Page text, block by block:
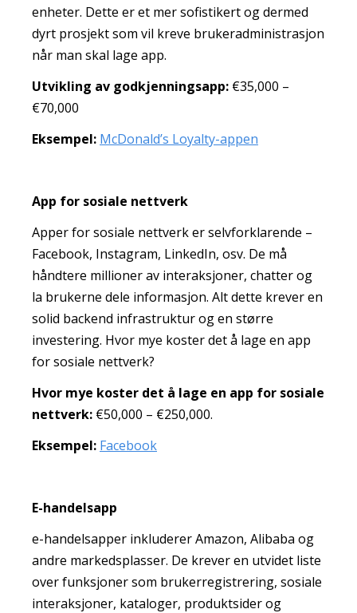
enheter. Dette er et mer sofistikert og dermed
dyrt prosjekt som vil kreve brukeradministrasjon
når man skal lage app.
Utvikling av godkjenningsapp: €35,000 –
€70,000
Eksempel: McDonald’s Loyalty-appen
App for sosiale nettverk
Apper for sosiale nettverk er selvforklarende –
Facebook, Instagram, LinkedIn, osv. De må
håndtere millioner av interaksjoner, chatter og
la brukerne dele informasjon. Alt dette krever en
solid backend infrastruktur og en større
investering. Hvor mye koster det å lage en app
for sosiale nettverk?
Hvor mye koster det å lage en app for sosiale
nettverk: €50,000 – €250,000.
Eksempel: Facebook
E-handelsapp
e-handelsapper inkluderer Amazon, Alibaba og
andre markedsplasser. De krever en utvidet liste
over funksjoner som brukerregistrering, sosiale
interaksjoner, kataloger, produktsider og